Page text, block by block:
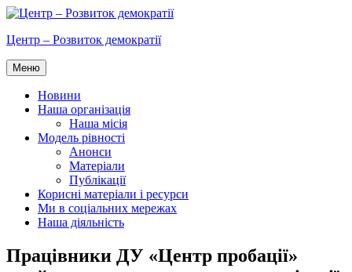
Перейти
вмісту
Центр – Розвиток демократії
Меню
Новини
Наша організація
Наша місія
Модель рівності
Анонси
Матеріали
Публікації
Корисні матеріали і ресурси
Ми в соціальних мережах
Наша діяльність
Працівники ДУ «Центр пробації»